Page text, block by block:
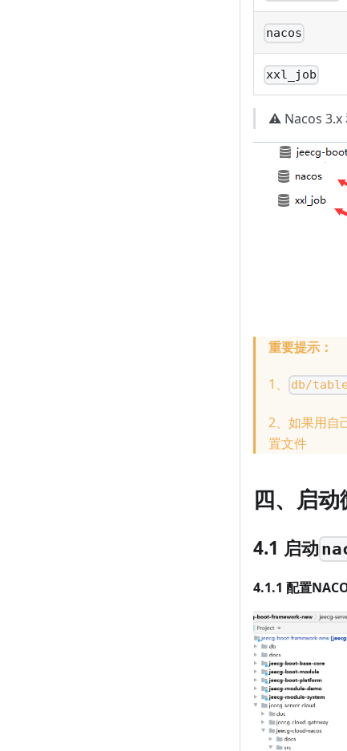
nacos
xxl_job
⚠️ Nacos 3.x
重要提示：
1、 db/
2、如果用自
置文件
四、启动
4.1 启动
4.1.1 配置